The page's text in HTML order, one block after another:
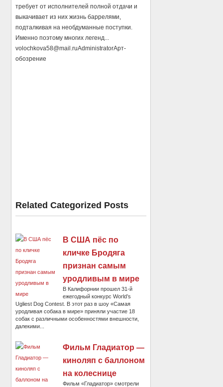
требует от исполнителей полной отдачи и
выкачивает из них жизнь баррелями,
подталкивая на необдуманные поступки.
Именно поэтому многих легенд...
volochkova58@mail.ruAdministratorАрт-
обозрение
Related Categorized Posts
В США пёс по
кличке Бродяга
признан самым
уродливым в мире
В Калифорнии прошел 31-й
ежегодный конкурс World’s
Ugliest Dog Contest. В этот раз в шоу «Самая
уродливая собака в мире» приняли участие 18
собак с различными особенностями внешности,
далекими...
Фильм Гладиатор —
киноляп с баллоном
на колеснице
Фильм «Гладиатор» смотрели